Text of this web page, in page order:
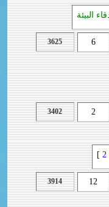
البيئة
6
3625
2
3402
2
]
12
3914